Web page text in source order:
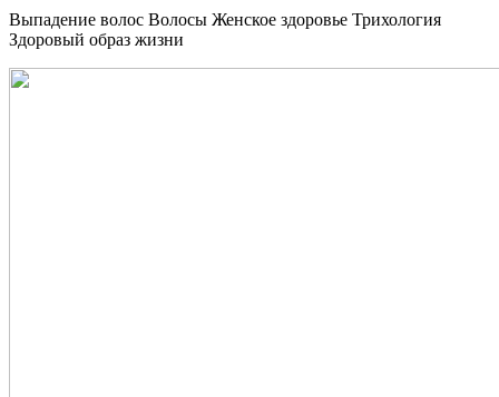
Выпадение волос Волосы Женское здоровье Трихология
Здоровый образ жизни